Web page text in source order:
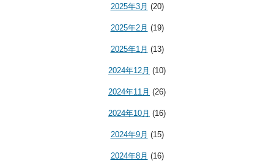
2025年3月 (20)
2025年2月 (19)
2025年1月 (13)
2024年12月 (10)
2024年11月 (26)
2024年10月 (16)
2024年9月 (15)
2024年8月 (16)